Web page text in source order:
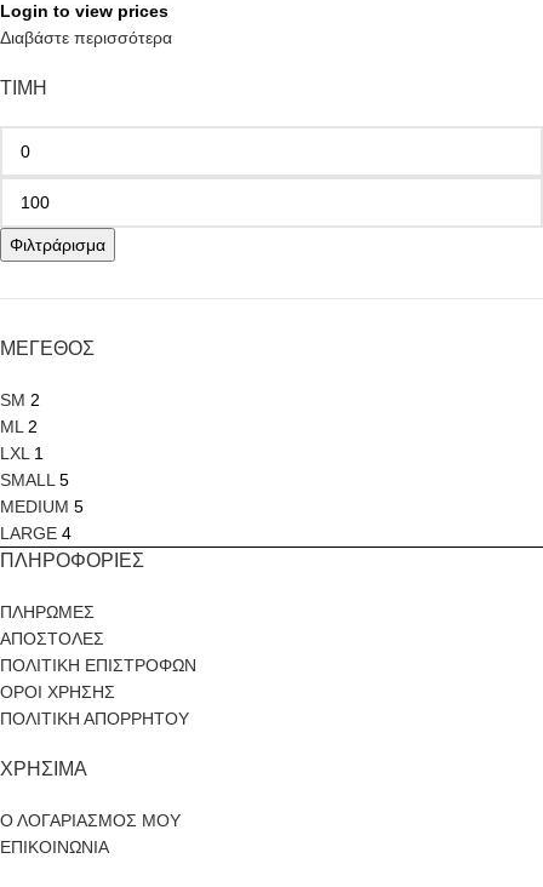
ΤΙΜΗ
Φιλτράρισμα
ΜΕΓΕΘΟΣ
SM 2
ML 2
LXL 1
SMALL 5
MEDIUM 5
LARGE 4
Login to view prices
Διαβάστε περισσότερα
ΠΛΗΡΟΦΟΡΙΕΣ
ΠΛΗΡΩΜΕΣ
ΑΠΟΣΤΟΛΕΣ
ΠΟΛΙΤΙΚΗ ΕΠΙΣΤΡΟΦΩΝ
ΟΡΟΙ ΧΡΗΣΗΣ
ΠΟΛΙΤΙΚΗ ΑΠΟΡΡΗΤΟΥ
ΧΡΗΣΙΜΑ
Ο ΛΟΓΑΡΙΑΣΜΟΣ ΜΟΥ
ΕΠΙΚΟΙΝΩΝΙΑ